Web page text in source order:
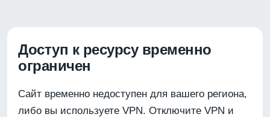
Доступ к ресурсу временно
ограничен
Сайт временно недоступен для вашего региона,
либо вы используете VPN. Отключите VPN и